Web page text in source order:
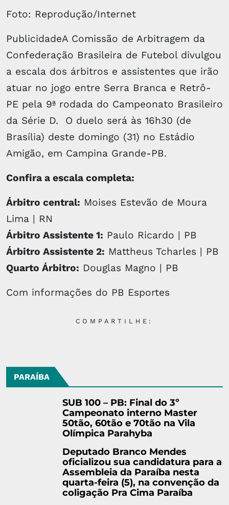
Foto: Reprodução/Internet
PublicidadeA Comissão de Arbitragem da
Confederação Brasileira de Futebol divulgou
a escala dos árbitros e assistentes que irão
atuar no jogo entre Serra Branca e Retrô-
PE pela 9ª rodada do Campeonato Brasileiro
da Série D. O duelo será às 16h30 (de
Brasília) deste domingo (31) no Estádio
Amigão, em Campina Grande-PB.
Confira a escala completa:
Árbitro central: Moises Estevão de Moura
Lima | RN
Árbitro Assistente 1: Paulo Ricardo | PB
Árbitro Assistente 2: Mattheus Tcharles | PB
Quarto Árbitro: Douglas Magno | PB
Com informações do PB Esportes
COMPARTILHE:
PARAÍBA
SUB 100 – PB: Final do 3º
Campeonato interno Master
50tão, 60tão e 70tão na Vila
Olímpica Parahyba
Deputado Branco Mendes
oficializou sua candidatura para a
Assembleia da Paraíba nesta
quarta-feira (5), na convenção da
coligação Pra Cima Paraíba